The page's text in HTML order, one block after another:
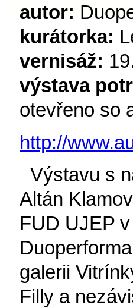
autor:
kurátorka:
vernisáž:
výstava
otevřeno so
http://
Výstavu s
Altán
FUD UJEP
galerii
Filly a